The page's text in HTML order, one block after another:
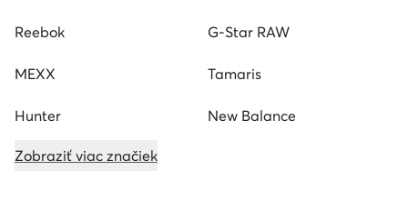
Reebok G-Star RAW
MEXX Tamaris
Hunter New Balance
Zobraziť viac značiek